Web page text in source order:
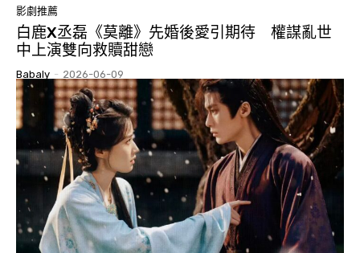
影劇推薦
白鹿X丞磊《莫離》先婚後愛引期待 權謀亂世
中上演雙向救贖甜戀
Babaly - 2026-06-09